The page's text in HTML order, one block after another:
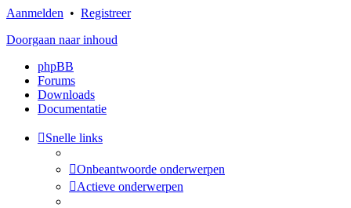
Aanmelden • Registreer
Doorgaan naar inhoud
phpBB
Forums
Downloads
Documentatie
Snelle links
Onbeantwoorde onderwerpen
Actieve onderwerpen